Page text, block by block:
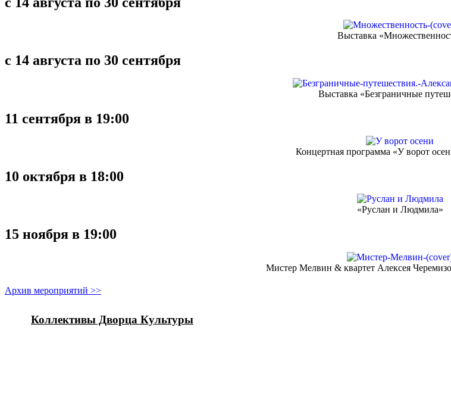
Выставка
с 14 августа по 30 сентября
Выставка «Безграничные
11 сентября в 19:00
Концертная программа «У ворот
10 октября в 18:00
«Руслан и Людмила»
15 ноября в 19:00
Мистер Мелвин & квартет Алексея
Архив мероприятий >>
Коллективы Дворца Культуры